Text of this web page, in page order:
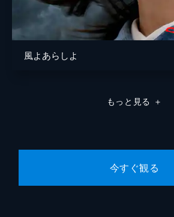
古川ロッパ
ジョージ馬淵
風よあらしよ
もっと見る ＋
今すぐ観る